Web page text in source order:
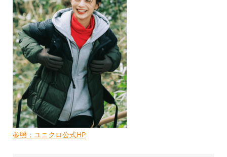
参照：ユニクロ公式HP